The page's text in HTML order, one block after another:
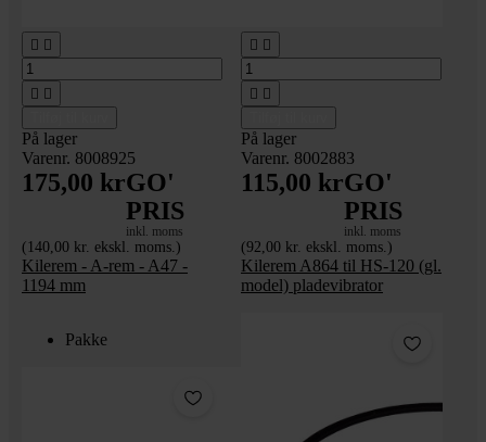
 
 
På lager
Varenr. 8008925
175,00 krGO'
PRIS
inkl. moms
(140,00 kr. ekskl. moms.)
Kilerem - A-rem - A47 -
1194 mm
 
 
På lager
Varenr. 8002883
115,00 krGO'
PRIS
inkl. moms
(92,00 kr. ekskl. moms.)
Kilerem A864 til HS-120 (gl.
model) pladevibrator
Pakke